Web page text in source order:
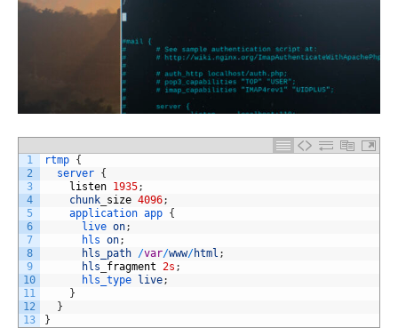
1
2
3
4
5
6
7
8
9
10
11
12
13
rtmp {
server {
listen 1935;
chunk size 4096;
application app {
live on;
hls on;
hls_path /var/www/html ;
hls
fragment 2s ;
hls_type
live;
}
}
}